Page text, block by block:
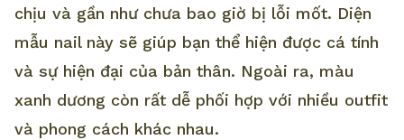
chịu và gần như chưa bao giờ bị lỗi mốt. Diện
mẫu nail này sẽ giúp bạn thể hiện được cá tính
và sự hiện đại của bản thân. Ngoài ra, màu
xanh dương còn rất dễ phối hợp với nhiều outfit
và phong cách khác nhau.